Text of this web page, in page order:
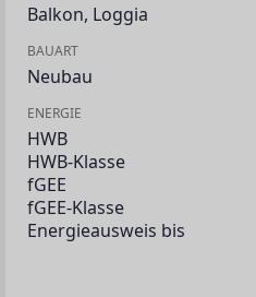
Balkon, Loggia
BAUART
Neubau
ENERGIE
HWB
HWB-Klasse
fGEE
fGEE-Klasse
Energieausweis bis